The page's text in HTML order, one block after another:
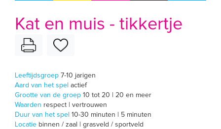
Kat en muis - tikkertje
Leeftijdsgroep 7-10 jarigen
Aard van het spel actief
Grootte van de groep 10 tot 20 | 20 en meer
Waarden respect | vertrouwen
Duur van het spel 10-30 minuten | 5 minuten
Locatie binnen / zaal | grasveld / sportveld